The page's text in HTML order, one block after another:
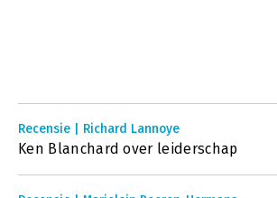
Recensie | Richard Lannoye
Ken Blanchard over leiderschap